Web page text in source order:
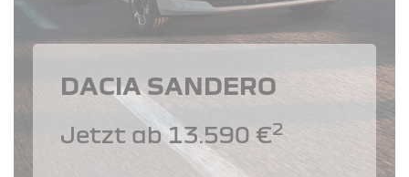
DACIA SANDERO
Jetzt ab 13.590 €2